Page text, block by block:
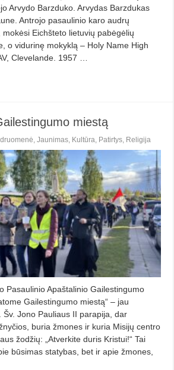
Arvydo Barzduko. Arvydas Barzdukas
Antrojo pasaulinio karo audrų
mokėsi Eichšteto lietuvių pabėgėlių
o vidurinę mokyklą – Holy Name High
Clevelande. 1957 …
miestą
,Jaunimas Kultūra Patirtys Religija
Pasaulinio Apaštalinio Gailestingumo
Gailestingumo miestą“ – jau
Jono Pauliaus II parapija, dar
buria žmones ir kuria Misijų centro
žodžių: „Atverkite duris Kristui!“ Tai
būsimas statybas, bet ir apie žmones,